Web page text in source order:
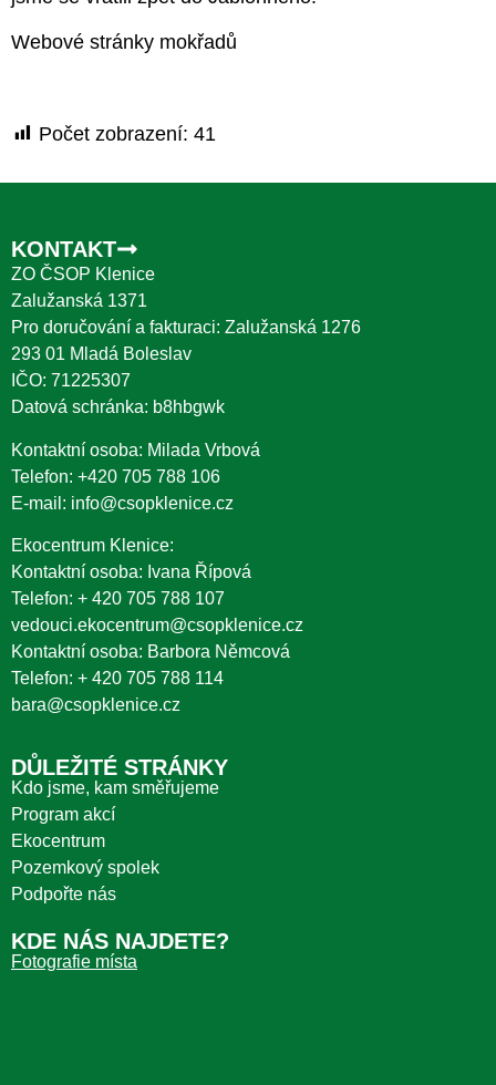
Webové stránky mokřadů
Počet zobrazení: 41
KONTAKT
ZO ČSOP Klenice
Zalužanská 1371
Pro doručování a fakturaci: Zalužanská 1276
293 01 Mladá Boleslav
IČO: 71225307
Datová schránka: b8hbgwk
Kontaktní osoba: Milada Vrbová
Telefon: +420 705 788 106
E-mail: info@csopklenice.cz
Ekocentrum Klenice:
Kontaktní osoba: Ivana Řípová
Telefon: + 420 705 788 107
vedouci.ekocentrum@csopklenice.cz
Kontaktní osoba: Barbora Němcová
Telefon: + 420 705 788 114
bara@csopklenice.cz
DŮLEŽITÉ STRÁNKY
Kdo jsme, kam směřujeme
Program akcí
Ekocentrum
Pozemkový spolek
Podpořte nás
KDE NÁS NAJDETE?
Fotografie místa